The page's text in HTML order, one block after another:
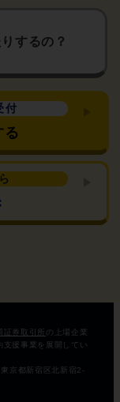
するの？
付